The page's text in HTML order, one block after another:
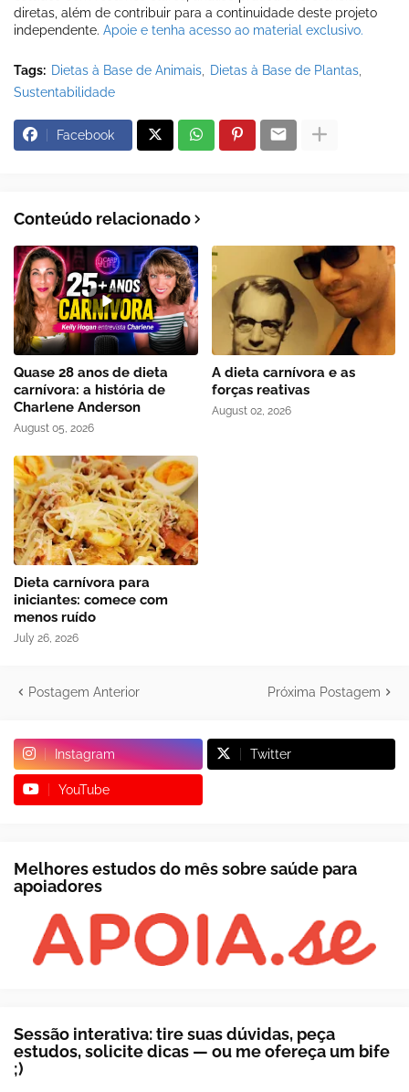
diretas, além de contribuir para a continuidade deste projeto
independente. Apoie e tenha acesso ao material exclusivo.
Tags: Dietas à Base de Animais
Dietas à Base de Plantas
Sustentabilidade
Facebook
Conteúdo relacionado
Quase 28 anos de dieta
carnívora: a história de
Charlene Anderson
August 05, 2026
A dieta carnívora e as
forças reativas
August 02, 2026
Dieta carnívora para
iniciantes: comece com
menos ruído
July 26, 2026
Postagem Anterior Próxima Postagem
Instagram Twitter
YouTube
Melhores estudos do mês sobre saúde para
apoiadores
Sessão interativa: tire suas dúvidas, peça
estudos, solicite dicas — ou me ofereça um bife
;)